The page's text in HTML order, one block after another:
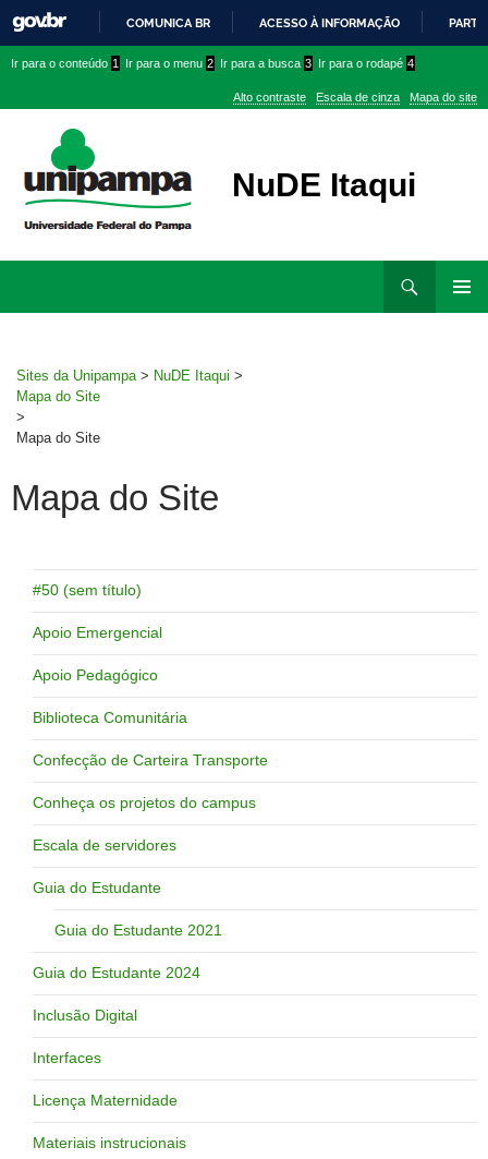
PARA
CONTEÚDO
COMUNICA BR ACESSO À INFORMAÇÃO
conteúdo
menu
superior
menu
Ir para o conteúdo 1 Ir para o menu 2 Ir para a busca 3 Ir para o rodapé 4
Alto contraste Escala de cinza Mapa do site
NuDE Itaqui
Sites da Unipampa > NuDE Itaqui >
Mapa do Site
>
Mapa do Site
Mapa do Site
#50 (sem título)
Apoio Emergencial
Apoio Pedagógico
Biblioteca Comunitária
Confecção de Carteira Transporte
Conheça os projetos do campus
Escala de servidores
Guia do Estudante
Guia do Estudante 2021
Guia do Estudante 2024
Inclusão Digital
Interfaces
Licença Maternidade
Materiais instrucionais